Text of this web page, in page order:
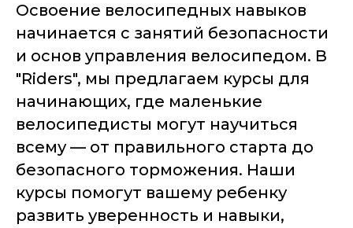
Освоение велосипедных навыков
начинается с занятий безопасности
и основ управления велосипедом. В
"Riders", мы предлагаем курсы для
начинающих, где маленькие
велосипедисты могут научиться
всему — от правильного старта до
безопасного торможения. Наши
курсы помогут вашему ребенку
развить уверенность и навыки,